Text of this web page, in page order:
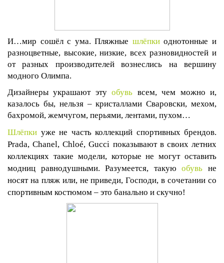
И…мир сошёл с ума. Пляжные шлёпкиоднотонные и
разноцветные, высокие, низкие, всех разновидностей и
от разных производителей вознеслись на вершину
модного Олимпа.
Дизайнеры украшают этуобувь всем, чем можно и,
казалось бы, нельзя – кристаллами Сваровски, мехом,
бахромой, жемчугом, перьями, лентами, пухом…
Шлёпки уже не часть коллекций спортивных брендов.
Prada,Chanel,Chloé,Gucci показывают в своих летних
коллекциях такие модели, которые не могут оставить
модниц равнодушными. Разумеется, такуюобувь не
носят на пляж или, не приведи, Господи, в сочетании со
спортивным костюмом – это банально и скучно!